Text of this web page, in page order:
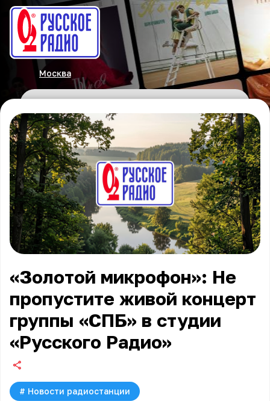
Москва
«Золотой микрофон»: Не
пропустите живой концерт
группы «СПБ» в студии
«Русского Радио»
# Новости радиостанции